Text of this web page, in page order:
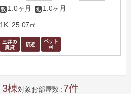
1.0ヶ月 1.0ヶ月
1K 25.07㎡
3 対象お部屋数 7